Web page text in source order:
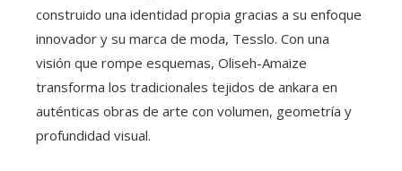
construido una identidad propia gracias a su enfoque
innovador y su marca de moda, Tesslo. Con una
visión que rompe esquemas, Oliseh-Amaize
transforma los tradicionales tejidos de ankara en
auténticas obras de arte con volumen, geometría y
profundidad visual.